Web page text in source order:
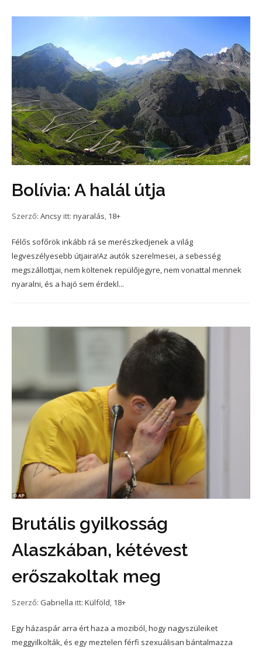
Bolívia: A halál útja
Szerző: Ancsy itt: nyaralás, 18+
Félős sofőrök inkább rá se merészkedjenek a világ
legveszélyesebb útjaira!Az autók szerelmesei, a sebesség
megszállottjai, nem költenek repülőjegyre, nem vonattal mennek
nyaralni, és a hajó sem érdekl...
Brutális gyilkosság
Alaszkában, kétévest
erőszakoltak meg
Szerző: Gabriella itt: Külföld, 18+
Egy házaspár arra ért haza a moziból, hogy nagyszüleiket
meggyilkolták, és egy meztelen férfi szexuálisan bántalmazza